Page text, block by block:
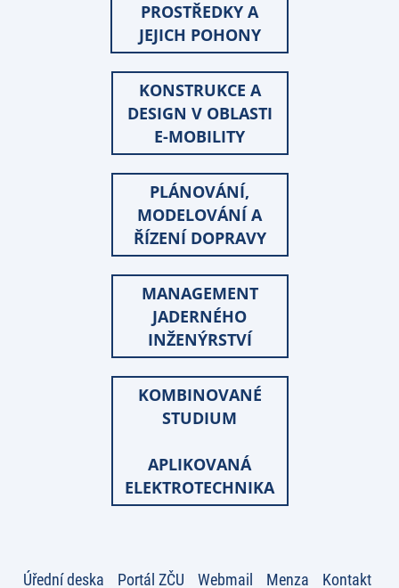
PROSTŘEDKY A
JEJICH POHONY
KONSTRUKCE A
DESIGN V OBLASTI
E-MOBILITY
PLÁNOVÁNÍ,
MODELOVÁNÍ A
ŘÍZENÍ DOPRAVY
MANAGEMENT
JADERNÉHO
INŽENÝRSTVÍ
KOMBINOVANÉ
STUDIUM
APLIKOVANÁ
ELEKTROTECHNIKA
Úřední deska Portál ZČU Webmail Menza Kontakt